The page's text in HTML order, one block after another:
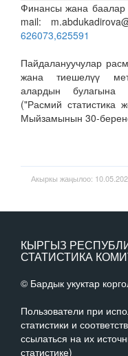
Финансы жана
mail:
626073,625591
Пайдалануучулар
жана тиешелүү
алардын булагына
("Расмий статистика
Мыйзамынын 30-
Акыркы жаңылоо:
КЫРГЫЗ
СТАТИСТИКА
© Бардык укуктар
Пользователи при
статистики и
ссылаться на их
статистике)